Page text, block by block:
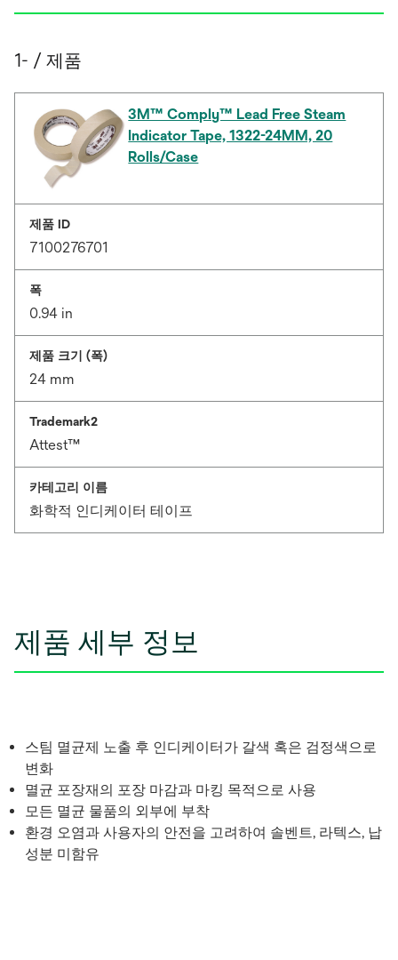
1- / 제품
3M™ Comply™ Lead Free Steam
Indicator Tape, 1322-24MM, 20
Rolls/Case
제품 ID
7100276701
폭
0.94 in
제품 크기 (폭)
24 mm
Trademark2
Attest™
카테고리 이름
화학적 인디케이터 테이프
제품 세부 정보
스팀 멸균제 노출 후 인디케이터가 갈색 혹은 검정색으로
변화
멸균 포장재의 포장 마감과 마킹 목적으로 사용
모든 멸균 물품의 외부에 부착
환경 오염과 사용자의 안전을 고려하여 솔벤트, 라텍스, 납
성분 미함유